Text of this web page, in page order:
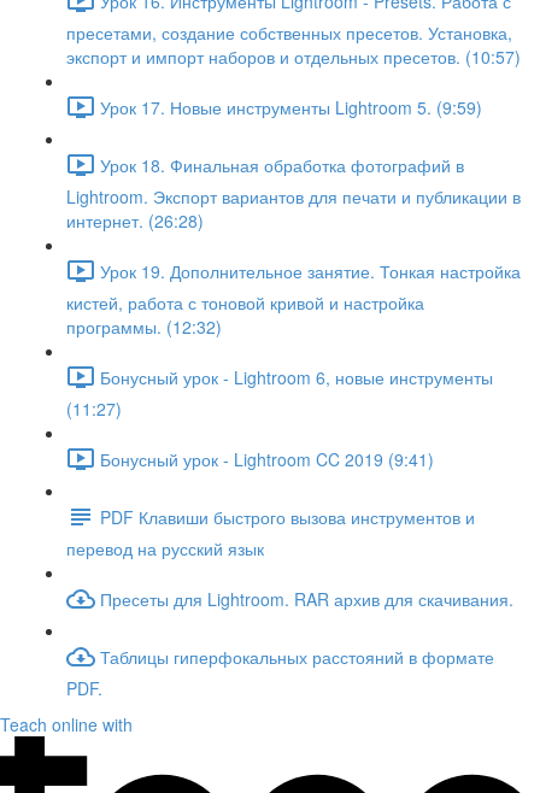
пресетами, создание собственных пресетов. Установка,
экспорт и импорт наборов и отдельных пресетов. (10:57)
Урок 17. Новые инструменты Lightroom 5. (9:59)
Урок 18. Финальная обработка фотографий в
Lightroom. Экспорт вариантов для печати и публикации в
интернет. (26:28)
Урок 19. Дополнительное занятие. Тонкая настройка
кистей, работа с тоновой кривой и настройка
программы. (12:32)
Бонусный урок - Lightroom 6, новые инструменты
(11:27)
Бонусный урок - Lightroom CC 2019 (9:41)
PDF Клавиши быстрого вызова инструментов и
перевод на русский язык
Пресеты для Lightroom. RAR архив для скачивания.
Таблицы гиперфокальных расстояний в формате
PDF.
Teach online with